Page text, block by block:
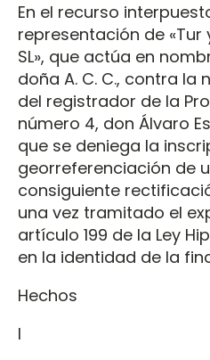
En el recurso
representación de «Tur
SL», que actúa en
doña A. C. C., contra
del registrador de la
número 4, don Álvaro
que se deniega la
georreferenciación de
consiguiente
una vez tramitado el
artículo 199 de la Ley
en la identidad de la
Hechos
I